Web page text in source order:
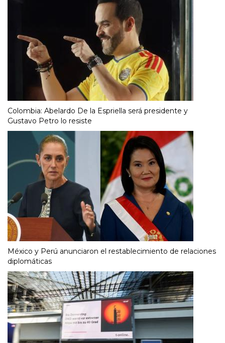
Colombia: Abelardo De la Espriella será presidente y
Gustavo Petro lo resiste
México y Perú anunciaron el restablecimiento de relaciones
diplomáticas